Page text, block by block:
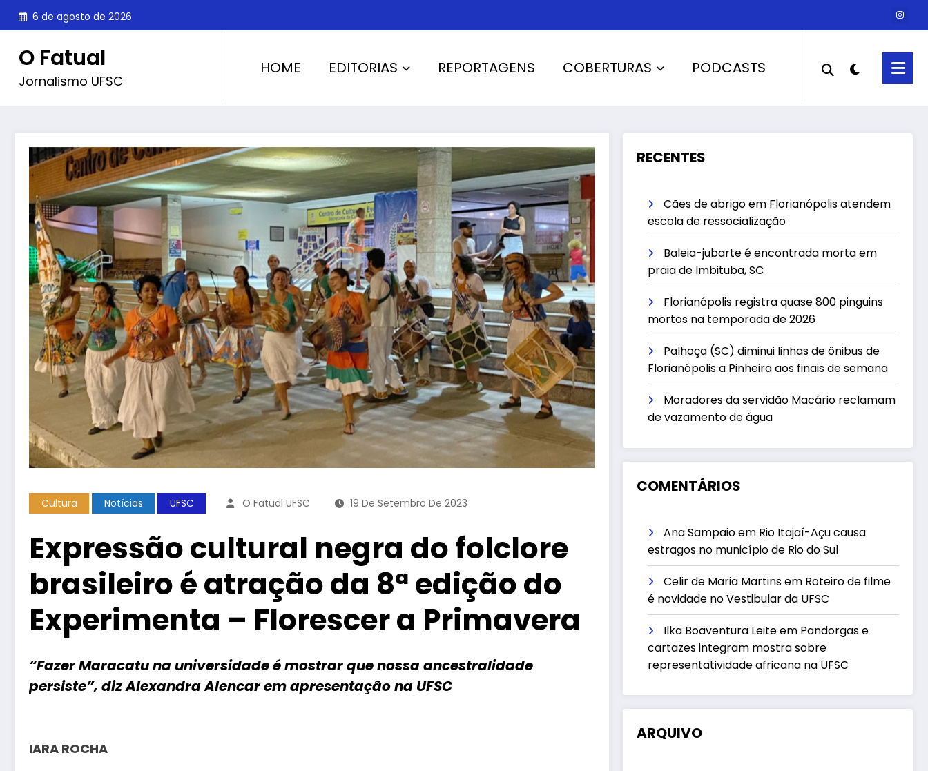
Pular
para
conteúdo
6 de agosto de 2026
O Fatual
Jornalismo UFSC
HOME EDITORIAS REPORTAGENS COBERTURAS PODCASTS
Cultura Notícias UFSC O Fatual UFSC 19 De Setembro De 2023
Expressão cultural negra do folclore
brasileiro é atração da 8ª edição do
Experimenta – Florescer a Primavera
“Fazer Maracatu na universidade é mostrar que nossa ancestralidade
persiste”, diz Alexandra Alencar em apresentação na UFSC
IARA ROCHA
RECENTES
Cães de abrigo em Florianópolis atendem
escola de ressocialização
Baleia-jubarte é encontrada morta em
praia de Imbituba, SC
Florianópolis registra quase 800 pinguins
mortos na temporada de 2026
Palhoça (SC) diminui linhas de ônibus de
Florianópolis a Pinheira aos finais de semana
Moradores da servidão Macário reclamam
de vazamento de água
COMENTÁRIOS
Ana Sampaioem Rio Itajaí-Açu causa
estragos no município de Rio do Sul
Celir de Maria Martinsem Roteiro de filme
é novidade no Vestibular da UFSC
Ilka Boaventura Leiteem Pandorgas e
cartazes integram mostra sobre
representatividade africana na UFSC
ARQUIVO